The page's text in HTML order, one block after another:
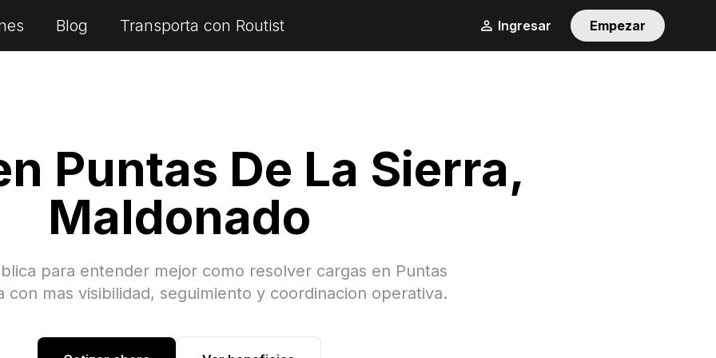
Blog Transporta con Routist Ingresar Empezar
Puntas De La Sierra,
Maldonado
para entender mejor como resolver cargas en Puntas
con mas visibilidad, seguimiento y coordinacion operativa.